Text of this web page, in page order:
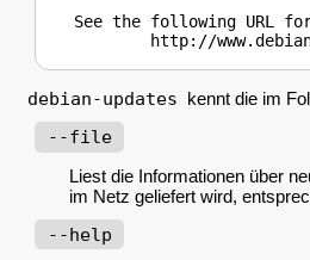
See the following URL
debian-updates kennt die im
--file
Liest die Informationen über
im Netz geliefert wird,
--help